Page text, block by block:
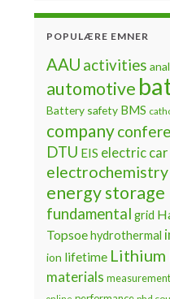
POPULÆRE EMNER
AAU activities
automotive
Battery safety BMS
company
DTU EIS electric car
electrochemistry
energy storage
fundamental grid
Topsoe hydrothermal
ion lifetime Lithium
materials